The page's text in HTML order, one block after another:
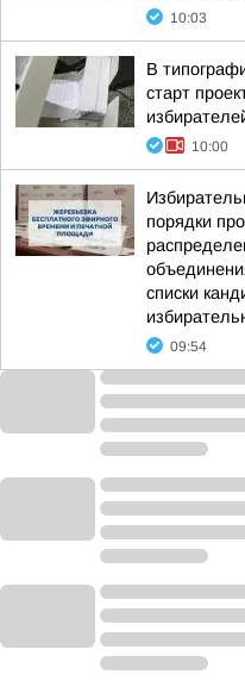
10:03
В
старт
10:00
порядки
списки
09:54